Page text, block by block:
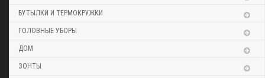
БУТЫЛКИ И ТЕРМОКРУЖКИ
ГОЛОВНЫЕ УБОРЫ
ДОМ
ЗОНТЫ